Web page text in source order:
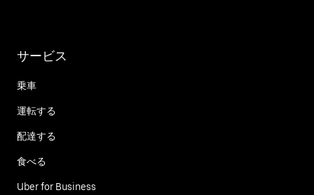
サービス
乗車
運転する
配達する
食べる
Uber for Business